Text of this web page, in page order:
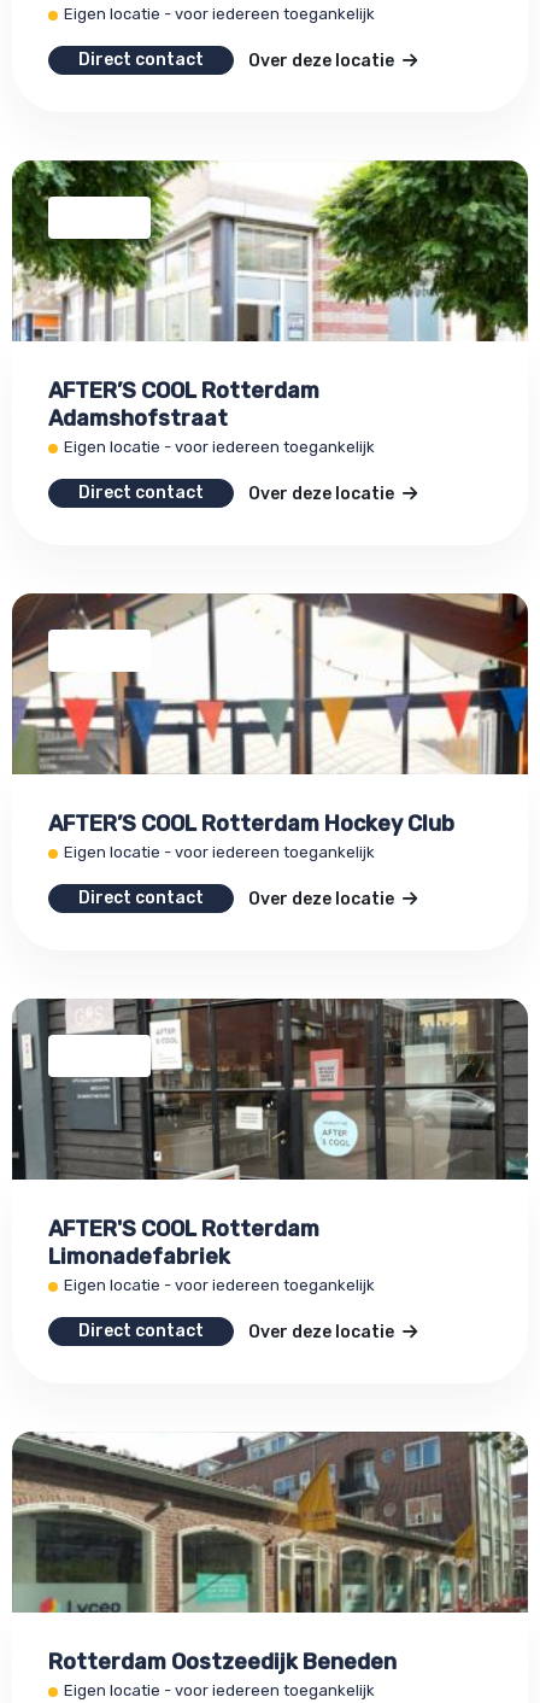
Eigen locatie - voor iedereen toegankelijk
Direct contact Over deze locatie
AFTER’S COOL Rotterdam
Adamshofstraat
Eigen locatie - voor iedereen toegankelijk
Direct contact Over deze locatie
AFTER’S COOL Rotterdam Hockey Club
Eigen locatie - voor iedereen toegankelijk
Direct contact Over deze locatie
AFTER'S COOL Rotterdam
Limonadefabriek
Eigen locatie - voor iedereen toegankelijk
Direct contact Over deze locatie
Rotterdam Oostzeedijk Beneden
Eigen locatie - voor iedereen toegankelijk